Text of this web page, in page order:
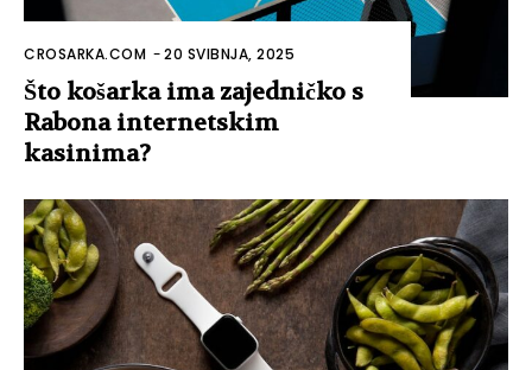
CROSARKA.COM -20 SVIBNJA, 2025
Što košarka ima zajedničko s
Rabona internetskim
kasinima?